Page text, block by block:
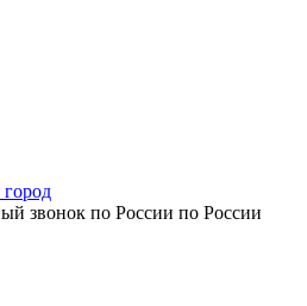
звонок по России по России